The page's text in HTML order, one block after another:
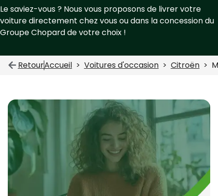
Le saviez-vous ? Nous vous proposons de livrer votre
voiture directement chez vous ou dans la concession du
Groupe Chopard de votre choix !
RetourAccueil Voitures d'occasion Citroën